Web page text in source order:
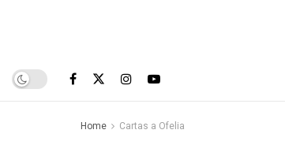
Home Cartas a Ofelia